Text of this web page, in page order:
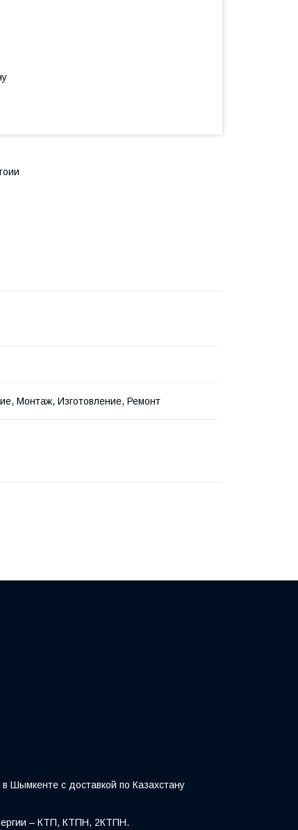
Монтаж, Изготовление, Ремонт
Шымкенте с доставкой по Казахстану
– КТП, КТПН, 2КТПН.